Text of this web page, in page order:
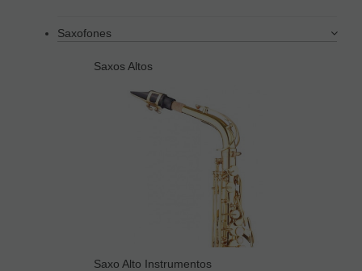
Saxofones
Saxos Altos
Saxo Alto Instrumentos